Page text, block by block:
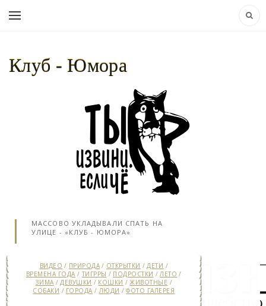
Клуб - Юмора
МАССОВО УКЛАДЫВАЛИ СПАТЬ НА
УЛИЦЕ - «КЛУБ - ЮМОРА»
ВИДЕО / ПРИРОДА / ОТКРЫТКИ /ДЕТИ /
ВРЕМЕНА ГОДА / ТИГРРЫ / ПОДРОСТКИ /ЛЕТО /
ЗИМА /ДЕВУШКИ / КОШКИ /ЖИВОТНЫЕ /
СОБАКИ / ГОРОДА / ЛЮДИ /ФОТО ГАЛЕРЕЯ